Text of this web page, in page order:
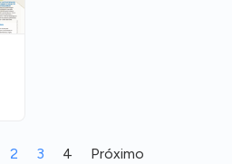
2 3 4 Próximo